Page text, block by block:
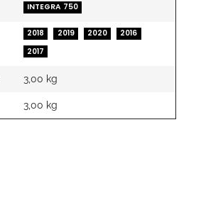
INTEGRA 750
2018 2019 2020
2016
2017
3,00 kg
3,00 kg